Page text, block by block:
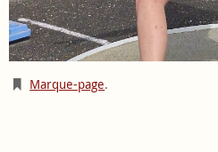
Marque-page.